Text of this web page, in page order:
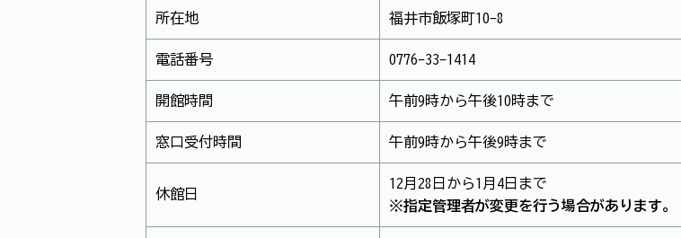
所在地 福井市飯塚町10-8
電話番号 0776-33-1414
開館時間 午前9時から午後10時まで
窓口受付時間 午前9時から午後9時まで
休館日
12月28日から1月4日まで
※指定管理者が変更を行う場合があります。